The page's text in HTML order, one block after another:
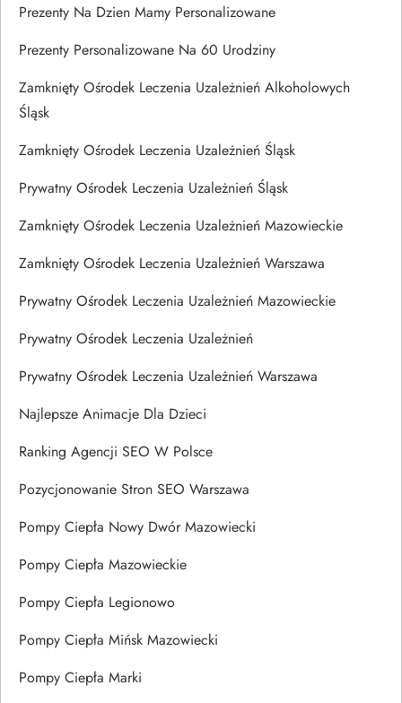
Prezenty Na Dzien Mamy Personalizowane
Prezenty Personalizowane Na 60 Urodziny
Zamknięty Ośrodek Leczenia Uzależnień Alkoholowych
Śląsk
Zamknięty Ośrodek Leczenia Uzależnień Śląsk
Prywatny Ośrodek Leczenia Uzależnień Śląsk
Zamknięty Ośrodek Leczenia Uzależnień Mazowieckie
Zamknięty Ośrodek Leczenia Uzależnień Warszawa
Prywatny Ośrodek Leczenia Uzależnień Mazowieckie
Prywatny Ośrodek Leczenia Uzależnień
Prywatny Ośrodek Leczenia Uzależnień Warszawa
Najlepsze Animacje Dla Dzieci
Ranking Agencji SEO W Polsce
Pozycjonowanie Stron SEO Warszawa
Pompy Ciepła Nowy Dwór Mazowiecki
Pompy Ciepła Mazowieckie
Pompy Ciepła Legionowo
Pompy Ciepła Mińsk Mazowiecki
Pompy Ciepła Marki